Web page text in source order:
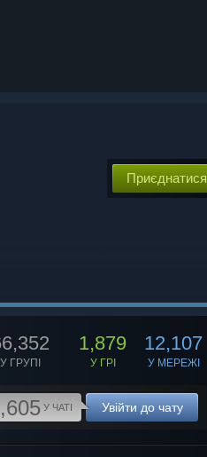
Приєднатися
У ГРУПІ
1,879
У ГРІ
12,107
У МЕРЕЖІ
У ЧАТІ Увійти до чату